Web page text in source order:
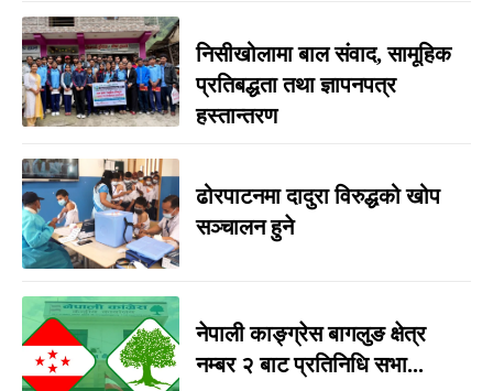
निसीखोलामा बाल संवाद, सामूहिक
प्रतिबद्धता तथा ज्ञापनपत्र
हस्तान्तरण
ढोरपाटनमा दादुरा विरुद्धको खोप
सञ्चालन हुने
नेपाली काङ्ग्रेस बागलुङ क्षेत्र
नम्बर २ बाट प्रतिनिधि सभा...